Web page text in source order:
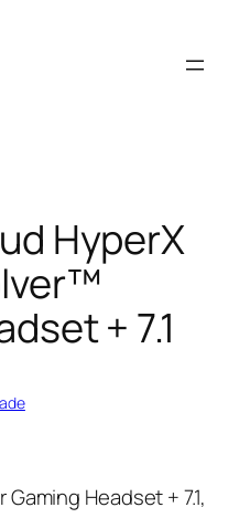
HyperX
+ 7.1
Headset + 7.1,